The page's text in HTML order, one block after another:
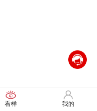
看样 我的